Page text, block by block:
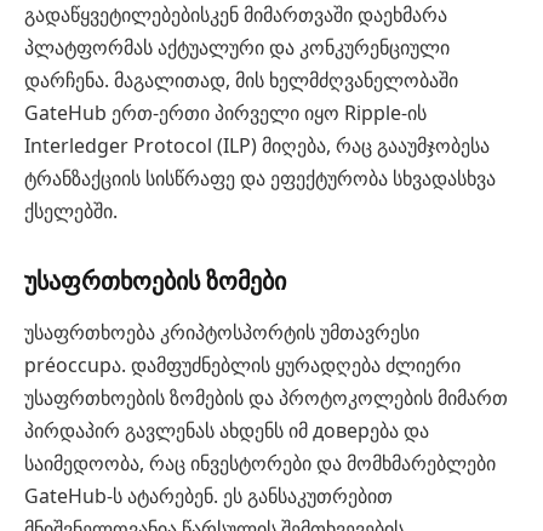
გადაწყვეტილებებისკენ მიმართვაში დაეხმარა
პლატფორმას აქტუალური და კონკურენციული
დარჩენა. მაგალითად, მის ხელმძღვანელობაში
GateHub ერთ-ერთი პირველი იყო Ripple-ის
Interledger Protocol (ILP) მიღება, რაც გააუმჯობესა
ტრანზაქციის სისწრაფე და ეფექტურობა სხვადასხვა
ქსელებში.
უსაფრთხოების ზომები
უსაფრთხოება კრიპტოსპორტის უმთავრესი
préoccupა. დამფუძნებლის ყურადღება ძლიერი
უსაფრთხოების ზომების და პროტოკოლების მიმართ
პირდაპირ გავლენას ახდენს იმ доверება და
საიმედოობა, რაც ინვესტორები და მომხმარებლები
GateHub-ს ატარებენ. ეს განსაკუთრებით